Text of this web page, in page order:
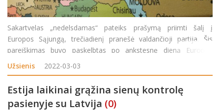
Sakartvelas „nedelsdamas“ pateiks prašymą priimti šalį į
Europos Sąjungą, trečiadienį pranešė valdančioji partija. Šis
pareiškimas buvo paskelbtas po ankstesnę dieną Europos
Parlamento išreikšto pritarimo karo krečiamos Ukrainos siekiui į
Užsienis 2022-03-03
Estija laikinai grąžina sienų kontrolę
pasienyje su Latvija (0)